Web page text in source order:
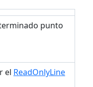
punto
el ReadOnlyLine